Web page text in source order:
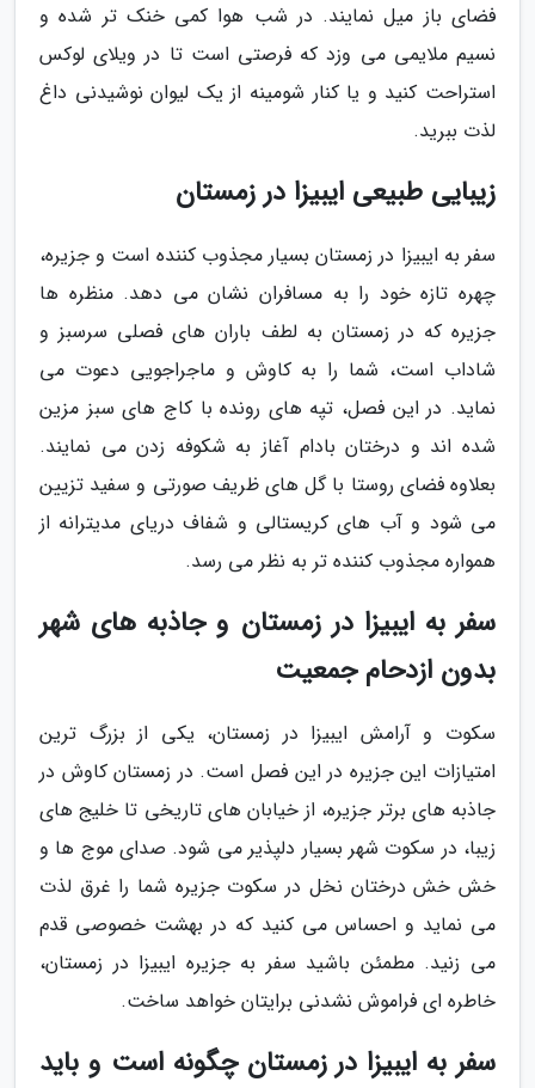
فضای باز میل نمایند. در شب هوا کمی خنک تر شده و
نسیم ملایمی می وزد که فرصتی است تا در ویلای لوکس
استراحت کنید و یا کنار شومینه از یک لیوان نوشیدنی داغ
لذت ببرید.
زیبایی طبیعی ایبیزا در زمستان
سفر به ایبیزا در زمستان بسیار مجذوب کننده است و جزیره،
چهره تازه خود را به مسافران نشان می دهد. منظره ها
جزیره که در زمستان به لطف باران های فصلی سرسبز و
شاداب است، شما را به کاوش و ماجراجویی دعوت می
نماید. در این فصل، تپه های رونده با کاج های سبز مزین
شده اند و درختان بادام آغاز به شکوفه زدن می نمایند.
بعلاوه فضای روستا با گل های ظریف صورتی و سفید تزیین
می شود و آب های کریستالی و شفاف دریای مدیترانه از
همواره مجذوب کننده تر به نظر می رسد.
سفر به ایبیزا در زمستان و جاذبه های شهر
بدون ازدحام جمعیت
سکوت و آرامش ایبیزا در زمستان، یکی از بزرگ ترین
امتیازات این جزیره در این فصل است. در زمستان کاوش در
جاذبه های برتر جزیره، از خیابان های تاریخی تا خلیج های
زیبا، در سکوت شهر بسیار دلپذیر می شود. صدای موج ها و
خش خش درختان نخل در سکوت جزیره شما را غرق لذت
می نماید و احساس می کنید که در بهشت خصوصی قدم
می زنید. مطمئن باشید سفر به جزیره ایبیزا در زمستان،
خاطره ای فراموش نشدنی برایتان خواهد ساخت.
سفر به ایبیزا در زمستان چگونه است و باید